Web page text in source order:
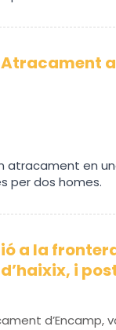
atracament en
per dos homes.
a la
i
d’Encamp,